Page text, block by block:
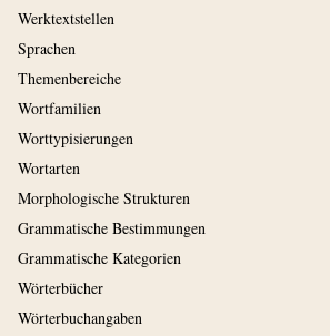
Werktextstellen
Sprachen
Themenbereiche
Wortfamilien
Worttypisierungen
Wortarten
Morphologische Strukturen
Grammatische Bestimmungen
Grammatische Kategorien
Wörterbücher
Wörterbuchangaben